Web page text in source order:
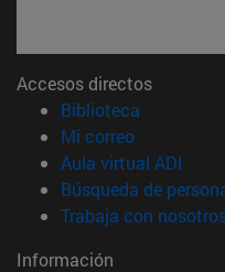
Accesos directos
Biblioteca
Mi correo(abre en
Aula virtual ADI
Búsqueda de
Trabaja con
Información